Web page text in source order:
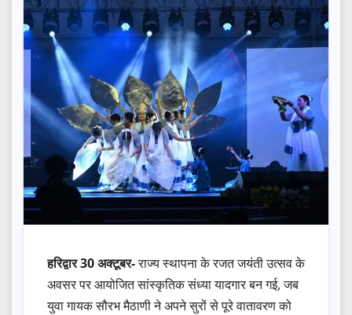
हरिद्वार 30 अक्टूबर-राज्य स्थापना के रजत जयंती उत्सव के
अवसर पर आयोजित सांस्कृतिक संध्या यादगार बन गई, जब
युवा गायक सौरभ मैठाणी ने अपने सुरों से पूरे वातावरण को